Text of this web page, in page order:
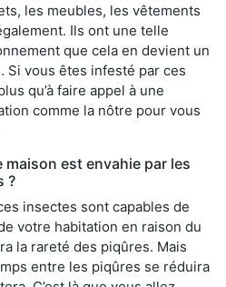
les meubles, les vêtements
Ils ont une telle
que cela en devient un
Si vous êtes infesté par ces
qu’à faire appel à une
comme la nôtre pour vous
est envahie par les
?
insectes sont capables de
votre habitation en raison du
la rareté des piqûres. Mais
entre les piqûres se réduira